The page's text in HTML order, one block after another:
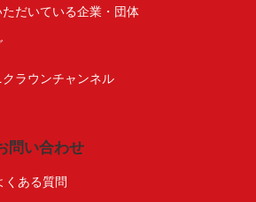
ただいている企業・団体
クラウンチャンネル
問い合わせ
くある質問